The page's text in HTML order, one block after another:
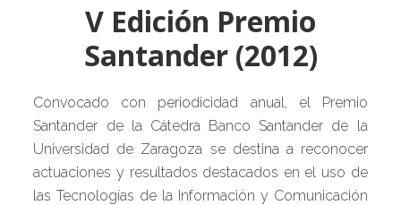
V Edición Premio
Santander (2012)
Convocado con periodicidad anual, el Premio
Santander de la Cátedra Banco Santander de la
Universidad de Zaragoza se destina a reconocer
actuaciones y resultados destacados en el uso de
las Tecnologías de la Información y Comunicación